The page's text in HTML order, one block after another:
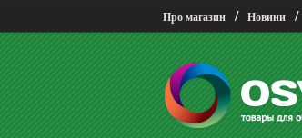
Про магазин / Новини /